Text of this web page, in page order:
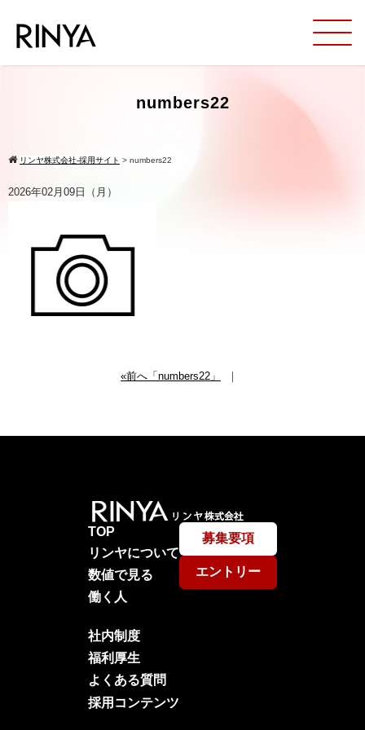
numbers22
リンヤ株式会社-採用サイト > numbers22
2026年02月09日（月）
«前へ「numbers22」 ｜
TOP
リンヤについて
数値で見る
働く人
社内制度
福利厚生
よくある質問
採用コンテンツ
募集要項
エントリー